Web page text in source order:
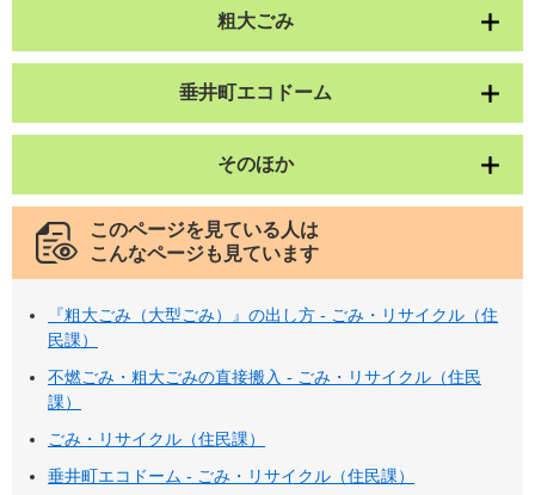
粗大ごみ
垂井町エコドーム
そのほか
このページを見ている人は
こんなページも見ています
『粗大ごみ（大型ごみ）』の出し方 - ごみ・リサイクル（住
民課）
不燃ごみ・粗大ごみの直接搬入 - ごみ・リサイクル（住民
課）
ごみ・リサイクル（住民課）
垂井町エコドーム - ごみ・リサイクル（住民課）